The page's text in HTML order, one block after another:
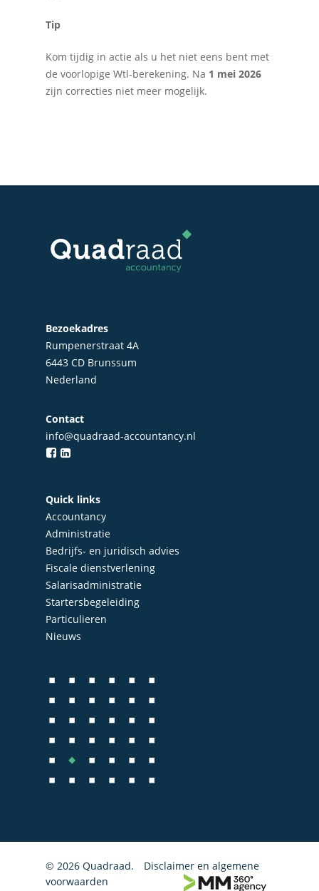
Tip
Kom tijdig in actie als u het niet eens bent met
de voorlopige Wtl-berekening. Na 1 mei 2026
zijn correcties niet meer mogelijk.
Bezoekadres
Rumpenerstraat 4A
6443 CD Brunssum
Nederland
Contact
info@quadraad-accountancy.nl
Quick links
Accountancy
Administratie
Bedrijfs- en juridisch advies
Fiscale dienstverlening
Salarisadministratie
Startersbegeleiding
Particulieren
Nieuws
© 2026 Quadraad.
Disclaimer en algemene
voorwaarden
Over Quadraad
Diensten
Fiscale